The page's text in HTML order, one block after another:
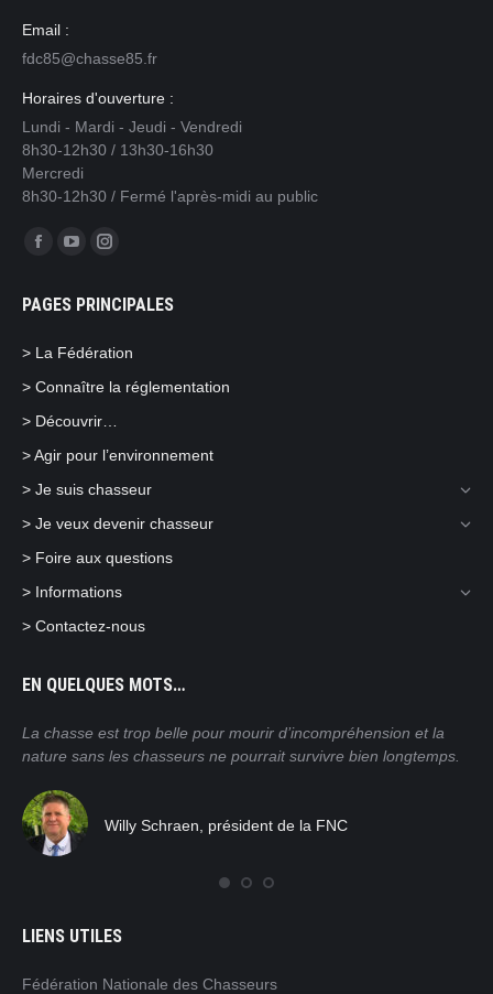
Email :
fdc85@chasse85.fr
Horaires d'ouverture :
Lundi - Mardi - Jeudi - Vendredi
8h30-12h30 / 13h30-16h30
Mercredi
8h30-12h30 / Fermé l'après-midi au public
Trouvez nous sur :
Facebook
opens
window
YouTube
opens
window
Instagram
opens
window
PAGES PRINCIPALES
> La Fédération
> Connaître la réglementation
> Découvrir…
> Agir pour l’environnement
> Je suis chasseur
> Je veux devenir chasseur
> Foire aux questions
> Informations
> Contactez-nous
EN QUELQUES MOTS…
La chasse est trop belle pour mourir d’incompréhension et la
nature sans les chasseurs ne pourrait survivre bien longtemps.
Willy Schraen, président de la FNC
LIENS UTILES
Fédération Nationale des Chasseurs